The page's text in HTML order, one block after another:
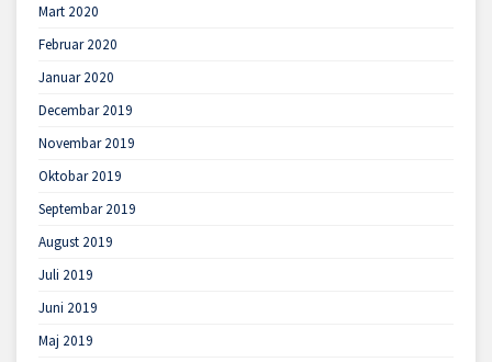
Mart 2020
Februar 2020
Januar 2020
Decembar 2019
Novembar 2019
Oktobar 2019
Septembar 2019
August 2019
Juli 2019
Juni 2019
Maj 2019